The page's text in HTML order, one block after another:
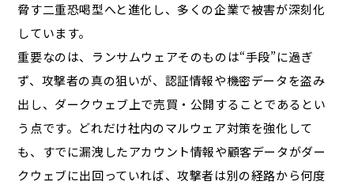
脅す二重恐喝型へと進化し、多くの企業で被害が深刻化
しています。
重要なのは、ランサムウェアそのものは“手段”に過ぎ
ず、攻撃者の真の狙いが、認証情報や機密データを盗み
出し、ダークウェブ上で売買・公開することであるとい
う点です。どれだけ社内のマルウェア対策を強化して
も、すでに漏洩したアカウント情報や顧客データがダー
クウェブに出回っていれば、攻撃者は別の経路から何度